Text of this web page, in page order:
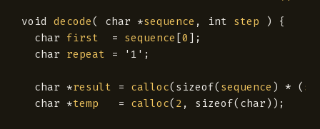
void decode( char *sequence , int step )
{
char first = sequence [0 ];
char repeat = '1' ;
char *result = calloc( sizeof( sequence ) * (
char *temp = calloc( 2 , sizeof( char ));